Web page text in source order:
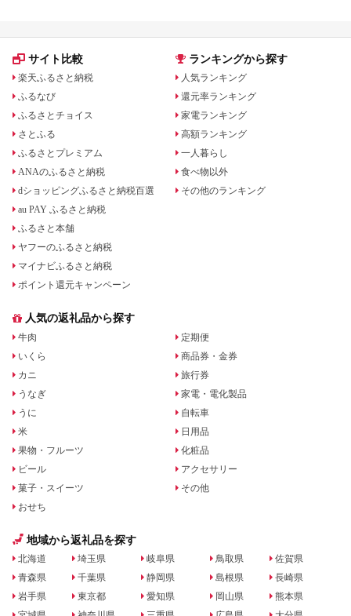
サイト比較
楽天ふるさと納税
ふるなび
ふるさとチョイス
さとふる
ふるさとプレミアム
ANAのふるさと納税
dショッピングふるさと納税百選
au PAY ふるさと納税
ふるさと本舗
ヤフーのふるさと納税
マイナビふるさと納税
ポイント還元キャンペーン
ランキングから探す
人気ランキング
還元率ランキング
家電ランキング
高額ランキング
一人暮らし
食べ物以外
その他のランキング
人気の返礼品から探す
牛肉
いくら
カニ
うなぎ
うに
米
果物・フルーツ
ビール
菓子・スイーツ
おせち
定期便
商品券・金券
旅行券
家電・電化製品
自転車
日用品
化粧品
アクセサリー
その他
地域から返礼品を探す
北海道
青森県
岩手県
埼玉県
千葉県
東京都
岐阜県
静岡県
愛知県
鳥取県
島根県
岡山県
佐賀県
長崎県
熊本県